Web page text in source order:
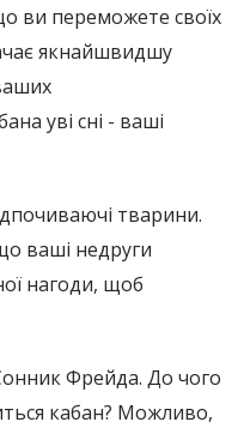
ви переможете своїх
якнайшвидшу
уві сні - ваші
тварини.
ваші недруги
нагоди, щоб
Фрейда. До чого
кабан? Можливо,